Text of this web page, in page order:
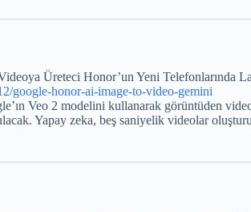
Üreteci Honor’un Yeni Telefonlarında
google-honor-ai-image-to-video-gemini
Veo 2 modelini kullanarak görüntüden
Yapay zeka, beş saniyelik videolar